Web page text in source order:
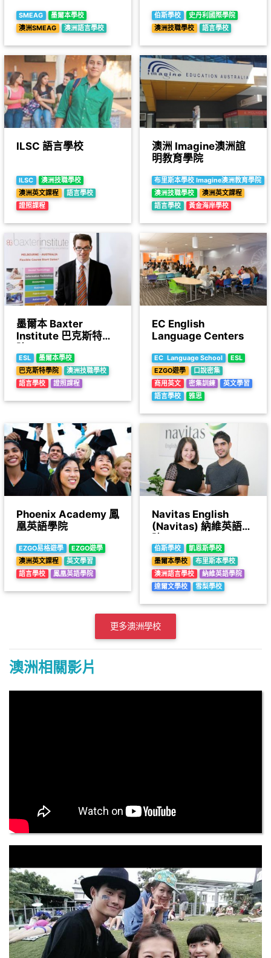
SMEAG
墨爾本學校
澳洲SMEAG
澳洲語言學校
伯斯學校
史丹利國際學院
澳洲技職學校
語言學校
ILSC 語言學校
ILSC
澳洲技職學校
澳洲英文課程
語言學校
證照課程
澳洲 Imagine澳洲誼
明教育學院
布里斯本學校 Imagine澳洲教育學院
澳洲技職學校
澳洲英文課程
語言學校
黃金海岸學校
墨爾本 Baxter
Institute 巴克斯特學
ESL
墨爾本學校
巴克斯特學院
澳洲技職學校
語言學校
證照課程
EC English
Language Centers
EC Language School
ESL
EZGO遊學
口說密集
商用英文
密集訓練
英文學習
語言學校
雅思
Phoenix Academy 鳳
凰英語學院
EZGO易格遊學
EZGO遊學
澳洲英文課程
英文學習
語言學校
鳳凰英語學院
Navitas English
(Navitas) 納維英語學
伯斯學校
凱恩斯學校
墨爾本學校
布里斯本學校
澳洲語言學校
納維英語學院
達爾文學校
雪梨學校
更多澳洲學校
澳洲相關影片